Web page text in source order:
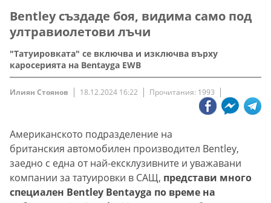
Bentley създаде боя, видима само под
ултравиолетови лъчи
"Татуировката" се включва и изключва върху
каросерията на Bentayga EWB
Илиян Стоянов 18.12.2024 16:22 Прочитания: 1993
Американското подразделение на
британския автомобилен производител Bentley,
заедно с една от най-ексклузивните и уважавани
компании за татуировки в САЩ, представи много
специален Bentley Bentayga по време на